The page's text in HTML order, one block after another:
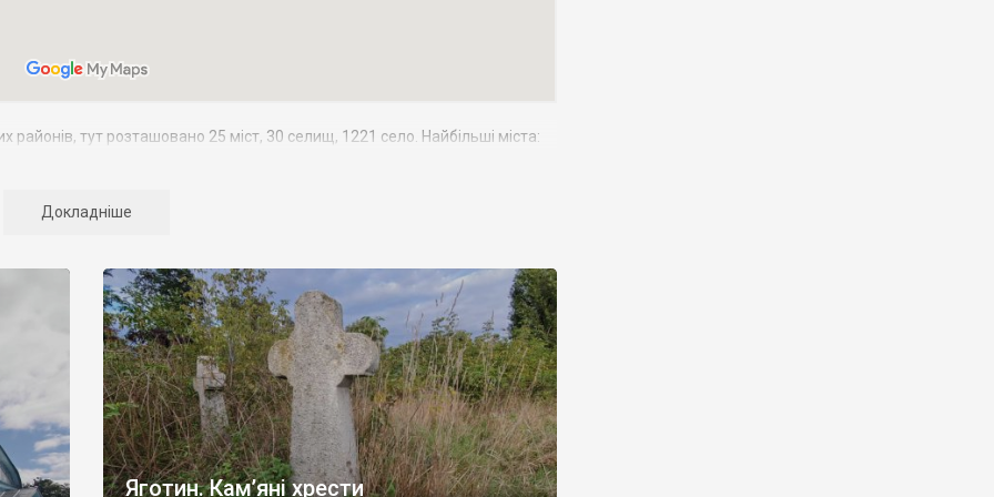
районів, тут розташовано 25 міст, 30 селищ, 1221 село. Найбільші міста:
Житомирською і Вінницькою, на сході – з Полтавською і Чернігівською,
за туристичною популярністю тут є столиця та адміністративний
України. Але й крім Києва в регіоні вистачає туристично
«Олександрія»таПереяслав-Хмельницький
із скансеном. Також
у країні церков),Томашівка(із панським маєтком Хоєцьких),
(із Воздвиженським костьолом та Покровською церквою),Сулимівка(із
(з однією з найбільших церков України).
Деякі дерев’яні церкви є справжніми архітектурними
,Житніх Горах,Півнях,Тулинцях,Вільхівці,Селищі,Малій Стариці,Малій
Докладніше
Яготин. Кам’яні хрести